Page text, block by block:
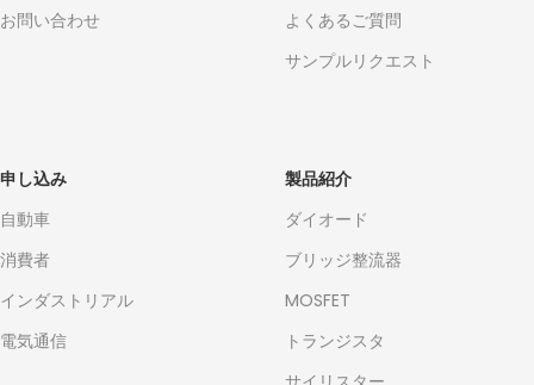
お問い合わせ
よくあるご質問
サンプルリクエスト
申し込み
自動車
消費者
インダストリアル
電気通信
製品紹介
ダイオード
ブリッジ整流器
MOSFET
トランジスタ